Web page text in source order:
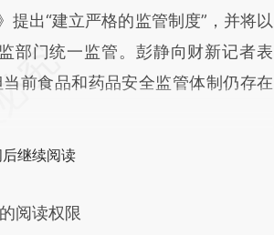
出“建立严格的监管制度”，并将以
部门统一监管。彭静向财新记者表
前食品和药品安全监管体制仍存在
后继续阅读
阅读权限